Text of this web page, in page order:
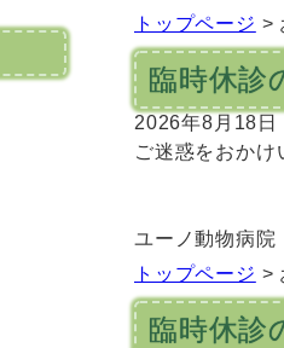
トップページ >
臨時休診
2026年8月18日
ご迷惑をおか
ユーノ動物病院
トップページ >
臨時休診